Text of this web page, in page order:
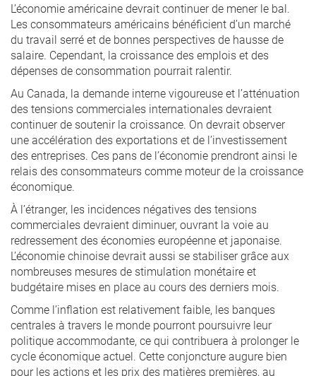
L’économie américaine devrait continuer de mener le bal.
Les consommateurs américains bénéficient d’un marché
du travail serré et de bonnes perspectives de hausse de
salaire. Cependant, la croissance des emplois et des
dépenses de consommation pourrait ralentir.
Au Canada, la demande interne vigoureuse et l’atténuation
des tensions commerciales internationales devraient
continuer de soutenir la croissance. On devrait observer
une accélération des exportations et de l’investissement
des entreprises. Ces pans de l’économie prendront ainsi le
relais des consommateurs comme moteur de la croissance
économique.
À l’étranger, les incidences négatives des tensions
commerciales devraient diminuer, ouvrant la voie au
redressement des économies européenne et japonaise.
L’économie chinoise devrait aussi se stabiliser grâce aux
nombreuses mesures de stimulation monétaire et
budgétaire mises en place au cours des derniers mois.
Comme l’inflation est relativement faible, les banques
centrales à travers le monde pourront poursuivre leur
politique accommodante, ce qui contribuera à prolonger le
cycle économique actuel. Cette conjoncture augure bien
pour les actions et les prix des matières premières, au